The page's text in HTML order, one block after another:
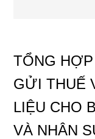
TỔNG
GỬI THUẾ
LIỆU CHO
VÀ NHÂN